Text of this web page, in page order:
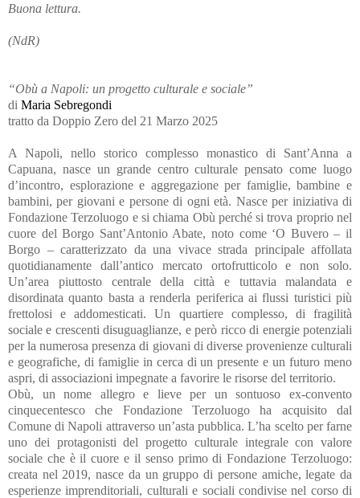
Buona lettura.
(NdR)
“Obù a Napoli: un progetto culturale e sociale”
di Maria Sebregondi
tratto da Doppio Zero del 21 Marzo 2025
A Napoli, nello storico complesso monastico di Sant’Anna a
Capuana, nasce un grande centro culturale pensato come luogo
d’incontro, esplorazione e aggregazione per famiglie, bambine e
bambini, per giovani e persone di ogni età. Nasce per iniziativa di
Fondazione Terzoluogo e si chiama Obù perché si trova proprio nel
cuore del Borgo Sant’Antonio Abate, noto come ‘O Buvero – il
Borgo – caratterizzato da una vivace strada principale affollata
quotidianamente dall’antico mercato ortofrutticolo e non solo.
Un’area piuttosto centrale della città e tuttavia malandata e
disordinata quanto basta a renderla periferica ai flussi turistici più
frettolosi e addomesticati. Un quartiere complesso, di fragilità
sociale e crescenti disuguaglianze, e però ricco di energie potenziali
per la numerosa presenza di giovani di diverse provenienze culturali
e geografiche, di famiglie in cerca di un presente e un futuro meno
aspri, di associazioni impegnate a favorire le risorse del territorio.
Obù, un nome allegro e lieve per un sontuoso ex-convento
cinquecentesco che Fondazione Terzoluogo ha acquisito dal
Comune di Napoli attraverso un’asta pubblica. L’ha scelto per farne
uno dei protagonisti del progetto culturale integrale con valore
sociale che è il cuore e il senso primo di Fondazione Terzoluogo:
creata nel 2019, nasce da un gruppo di persone amiche, legate da
esperienze imprenditoriali, culturali e sociali condivise nel corso di